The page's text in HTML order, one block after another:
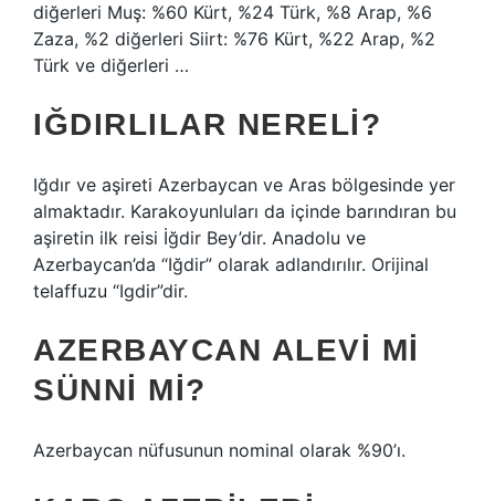
diğerleri Muş: %60 Kürt, %24 Türk, %8 Arap, %6
Zaza, %2 diğerleri Siirt: %76 Kürt, %22 Arap, %2
Türk ve diğerleri …
IĞDIRLILAR NERELI?
Iğdır ve aşireti Azerbaycan ve Aras bölgesinde yer
almaktadır. Karakoyunluları da içinde barındıran bu
aşiretin ilk reisi İğdir Bey’dir. Anadolu ve
Azerbaycan’da “Iğdir” olarak adlandırılır. Orijinal
telaffuzu “Igdir”dir.
AZERBAYCAN ALEVI MI
SÜNNI MI?
Azerbaycan nüfusunun nominal olarak %90’ı.